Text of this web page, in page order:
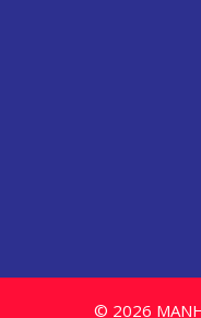
© 2026